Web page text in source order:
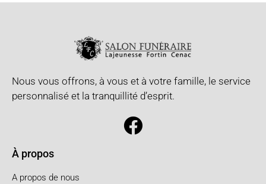
Nous vous offrons, à vous et à votre famille, le service
personnalisé et la tranquillité d’esprit.
À propos
A propos de nous